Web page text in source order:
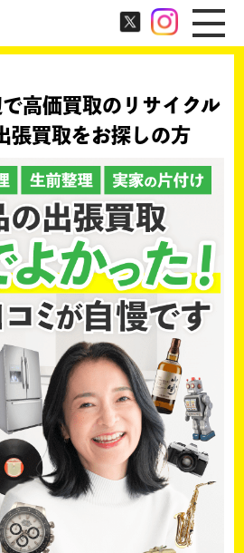
高価買取のリサイクル
張買取をお探しの方